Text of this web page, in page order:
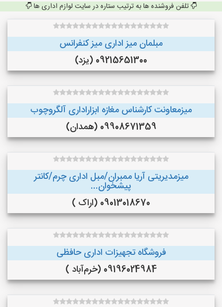
تلفن فروشنده ها به ترتیب ستاره در سایت لوازم اداری ها
مبلمان میز اداری میز کنفرانس
09215651300 (یزد)
میزمعاونت کارشناس مغازه ابزاراداری آلگروچوب
09908671359 (همدان)
میزمدیریتی آریا ممبران/مبل اداری چرم/کانتر
پیشخوان...
09013018670 (اراک )
فروشگاه تجهیزات اداری حافظی
09196024984 (خرم‌آباد )